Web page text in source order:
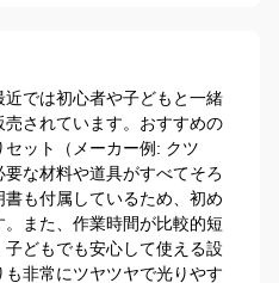
では初心者や子どもと一緒
されています。おすすめの
ット（メーカー例: クツ
な材料や道具がすべてそろ
も付属しているため、初め
また、作業時間が比較的短
どもでも安心して使える設
非常にツヤツヤで光りやす